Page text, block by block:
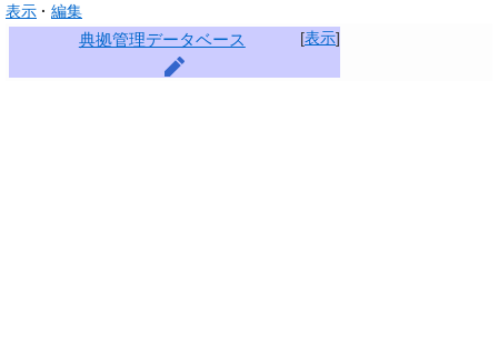
表示
編集
[表示]
典拠管理データベース